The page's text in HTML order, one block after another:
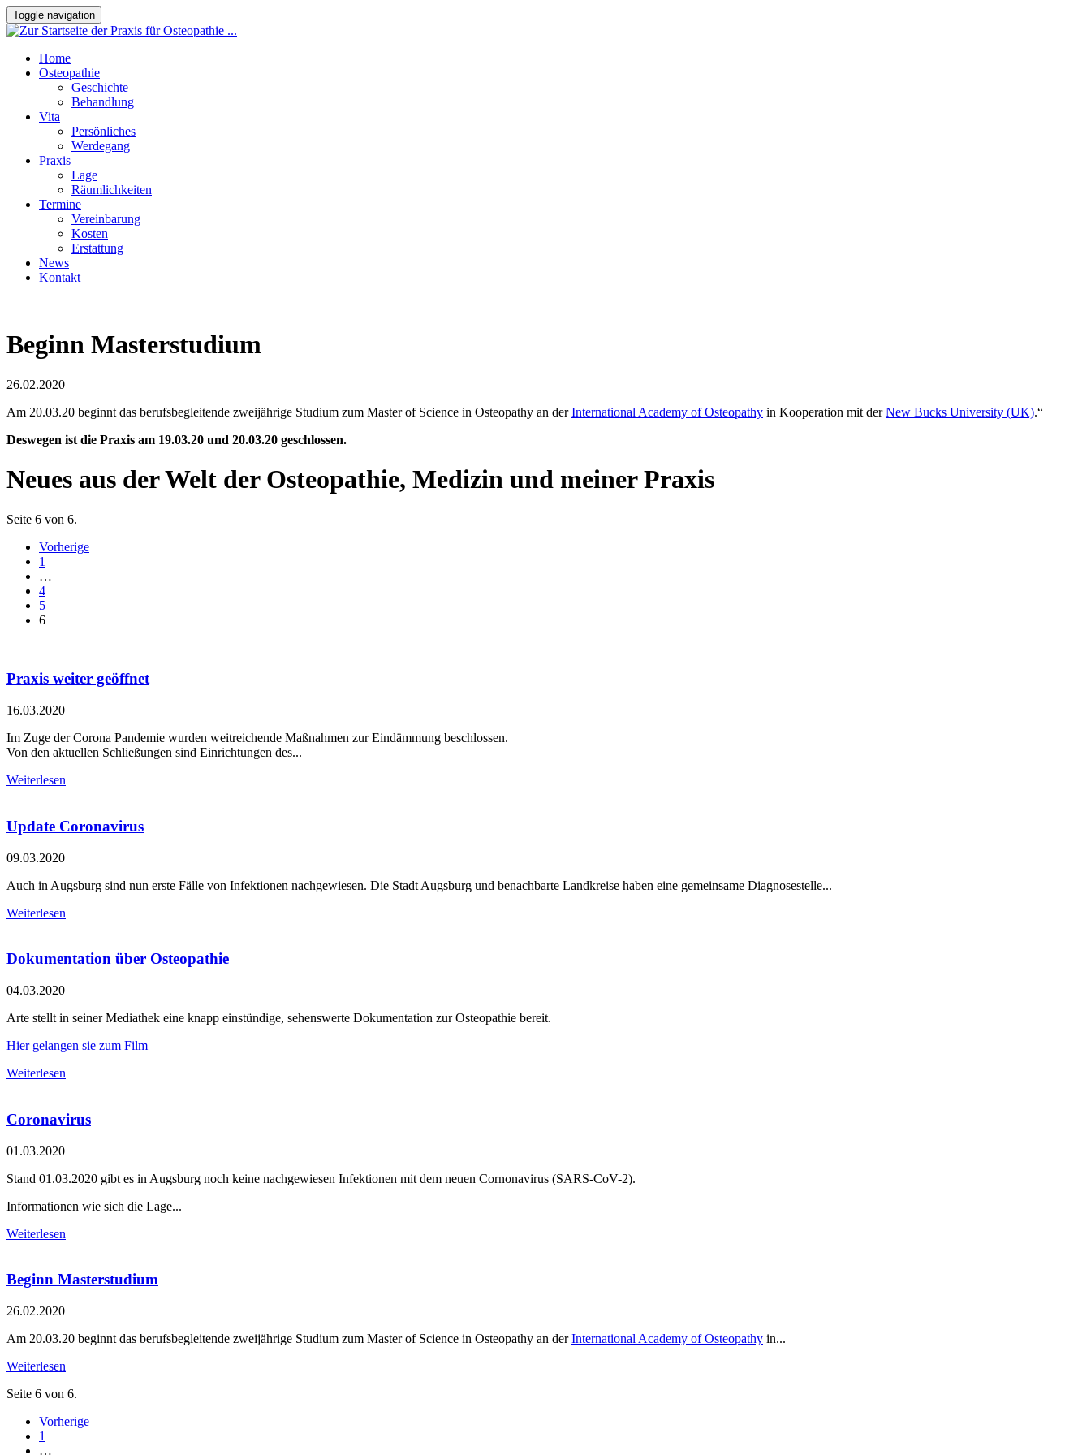
Toggle navigation
Home
Osteopathie
Geschichte
Behandlung
Vita
Persönliches
Werdegang
Praxis
Lage
Räumlichkeiten
Termine
Vereinbarung
Kosten
Erstattung
News
Kontakt
Beginn Masterstudium
26.02.2020
Am 20.03.20 beginnt das berufsbegleitende zweijährige Studium zum Master of Science in Osteopathy an derInternational Academy of Osteopathy in Kooperation mit derNew Bucks University (UK).“
Deswegen ist die Praxis am 19.03.20 und 20.03.20 geschlossen.
Neues aus der Welt der Osteopathie, Medizin und meiner Praxis
Seite 6 von 6.
Vorherige
1
…
4
5
6
Praxis weiter geöffnet
16.03.2020
Im Zuge der Corona Pandemie wurden weitreichende Maßnahmen zur Eindämmung beschlossen.
Von den aktuellen Schließungen sind Einrichtungen des...
Weiterlesen
Update Coronavirus
09.03.2020
Auch in Augsburg sind nun erste Fälle von Infektionen nachgewiesen. Die Stadt Augsburg und benachbarte Landkreise haben eine gemeinsame Diagnosestelle...
Weiterlesen
Dokumentation über Osteopathie
04.03.2020
Arte stellt in seiner Mediathek eine knapp einstündige, sehenswerte Dokumentation zur Osteopathie bereit.
Hier gelangen sie zum Film
Weiterlesen
Coronavirus
01.03.2020
Stand 01.03.2020 gibt es in Augsburg noch keine nachgewiesen Infektionen mit dem neuen Cornonavirus (SARS-CoV-2).
Informationen wie sich die Lage...
Weiterlesen
Beginn Masterstudium
26.02.2020
Am 20.03.20 beginnt das berufsbegleitende zweijährige Studium zum Master of Science in Osteopathy an derInternational Academy of Osteopathy in...
Weiterlesen
Seite 6 von 6.
Vorherige
1
…